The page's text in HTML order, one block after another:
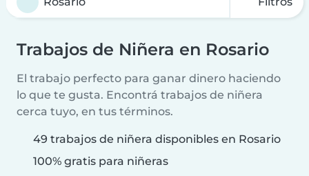
Trabajos de Niñera en Rosario
El trabajo perfecto para ganar dinero haciendo
lo que te gusta. Encontrá trabajos de niñera
cerca tuyo, en tus términos.
49 trabajos de niñera disponibles en Rosario
100% gratis para niñeras